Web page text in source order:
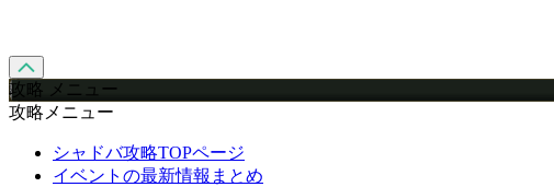
攻略 メニュー
攻略メニュー
シャドバ攻略TOPページ
イベントの最新情報まとめ